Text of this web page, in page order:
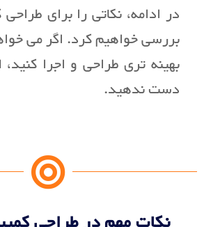
در ادامه، نکاتی را برای
بررسی خواهیم کرد. اگر می
بهینه تری طراحی و اجرا
دست ندهید.